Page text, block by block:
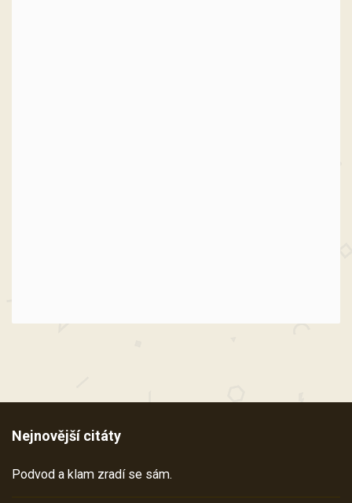
Nejnovější citáty
Podvod a klam zradí se sám.